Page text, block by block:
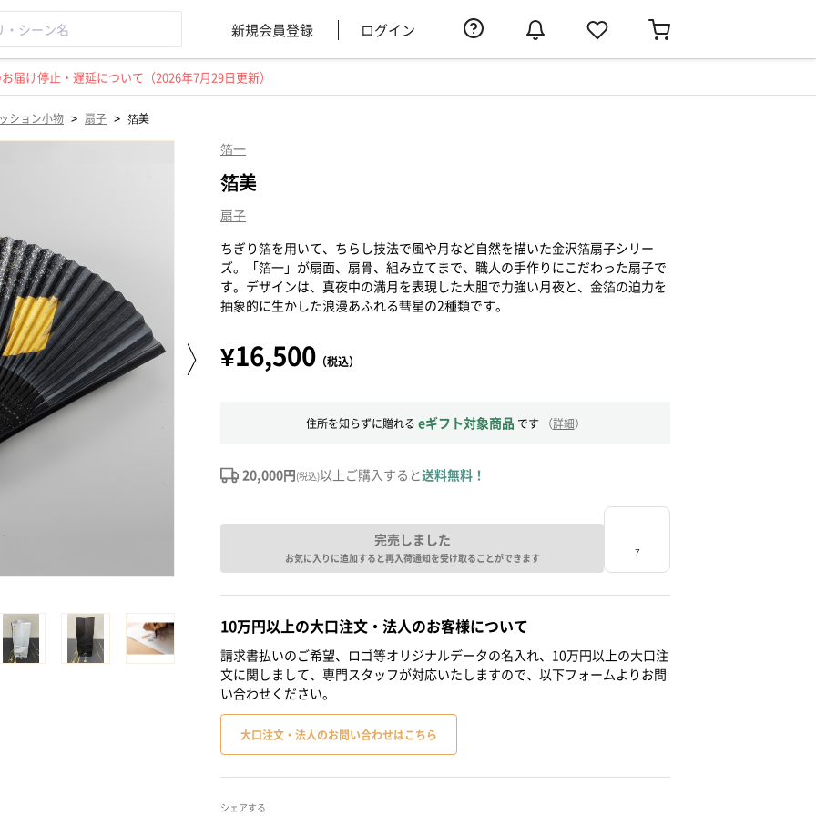
新規会員登録 ログイン
け停止・遅延について（2026年7月29日更新）
ション小物 > 扇子 > 箔美
箔一
箔美
扇子
ちぎり箔を用いて、ちらし技法で風や月など自然を描いた金沢箔扇子シリー
ズ。「箔一」が扇面、扇骨、組み立てまで、職人の手作りにこだわった扇子で
す。デザインは、真夜中の満月を表現した大胆で力強い月夜と、金箔の迫力を
抽象的に生かした浪漫あふれる彗星の2種類です。
¥16,500 （税込）
住所を知らずに贈れる eギフト対象商品 です （詳細）
20,000円(税込)以上ご購入すると送料無料！
完売しました
お気に入りに追加すると再入荷通知を受け取ることができます
10万円以上の大口注文・法人のお客様について
請求書払いのご希望、ロゴ等オリジナルデータの名入れ、10万円以上の大口注
文に関しまして、専門スタッフが対応いたしますので、以下フォームよりお問
い合わせください。
大口注文・法人のお問い合わせはこちら
シェアする